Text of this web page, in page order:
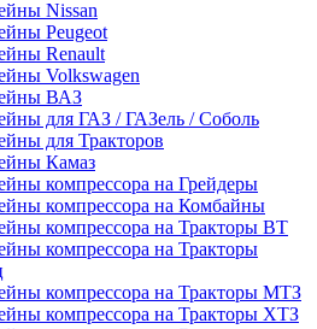
Nissan
Peugeot
Renault
Volkswagen
ВАЗ
для ГАЗ / ГАЗель / Соболь
для Тракторов
Камаз
компрессора на Грейдеры
компрессора на Комбайны
компрессора на Тракторы ВТ
компрессора на Тракторы
компрессора на Тракторы МТЗ
компрессора на Тракторы ХТЗ